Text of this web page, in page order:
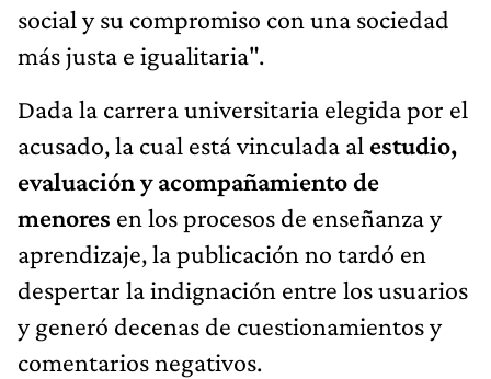
social y su compromiso con una sociedad
más justa e igualitaria".
Dada la carrera universitaria elegida por el
acusado, la cual está vinculada al estudio,
evaluación y acompañamiento de
menores en los procesos de enseñanza y
aprendizaje, la publicación no tardó en
despertar la indignación entre los usuarios
y generó decenas de cuestionamientos y
comentarios negativos.